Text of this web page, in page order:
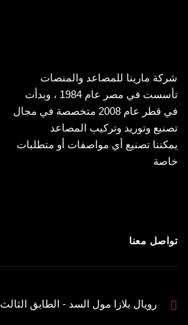
شركة مارينا للمصاعد والمنصات
تأسست في مصر عام 1984 ، وبدأت
في قطر عام 2008 متخصصة في مجال
تصنيع وتوريد وتركيب المصاعد
يمكننا تصنيع أي مواصفات أو متطلبات
خاصة
تواصل معنا
رويال بلازا مول السد - الطابق الثالث